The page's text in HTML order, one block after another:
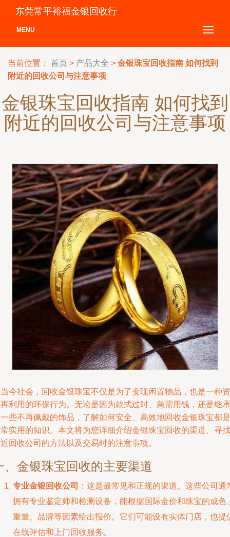
东莞常平裕福金银回收行
MENU
当前位置： 首页 > 产品大全 > 金银珠宝回收指南 如何找到
附近的回收公司与注意事项
金银珠宝回收指南 如何找到
附近的回收公司与注意事项
今社会，回收金银珠宝不仅是为了变现闲置物品，也是一种资
利用的环保行为。无论是因为款式过时、急需用钱，还是继承
些不再佩戴的饰品，了解如何安全、高效地回收金银珠宝都是
实用的知识。本文将为您详细介绍金银珠宝回收的渠道、寻找
回收公司的方法以及交易时的注意事项。
、金银珠宝回收的主要渠道
专业金银回收公司
：这是最常见和正规的渠道。这些公司通
拥有专业鉴定师和检测设备，能根据国际金价和珠宝的成色
重量、品牌等因素给出报价。它们可能设有实体门店，也提
在线评估和上门回收服务。